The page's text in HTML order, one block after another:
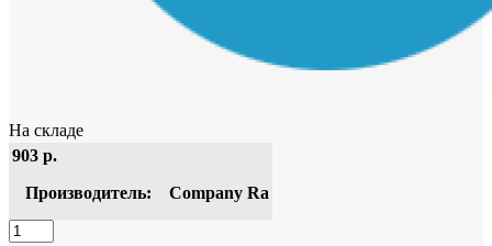
На складе
903 р.
Производитель:
Company Ra